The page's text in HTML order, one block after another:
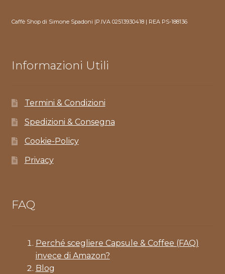
Caffè Shop di Simone Spadoni |P.IVA 02513930418 | REA PS-188136
Informazioni Utili
Termini & Condizioni
Spedizioni & Consegna
Cookie-Policy
Privacy
FAQ
Perché scegliere Capsule & Coffee (FAQ)
invece di Amazon?
Blog